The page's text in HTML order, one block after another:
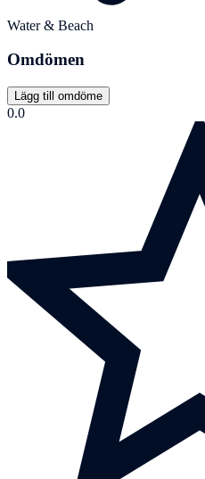
Water & Beach
Omdömen
Lägg till omdöme
0.0